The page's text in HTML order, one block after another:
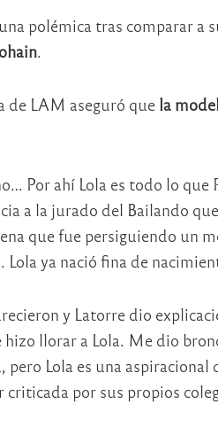
polémica tras comparar a
.
de LAM aseguró que la
Por ahí Lola es todo lo que
a la jurado del Bailando
que fue persiguiendo un
Lola ya nació fina de
y Latorre dio
llorar a Lola. Me dio
Lola es una aspiracional
criticada por sus propios